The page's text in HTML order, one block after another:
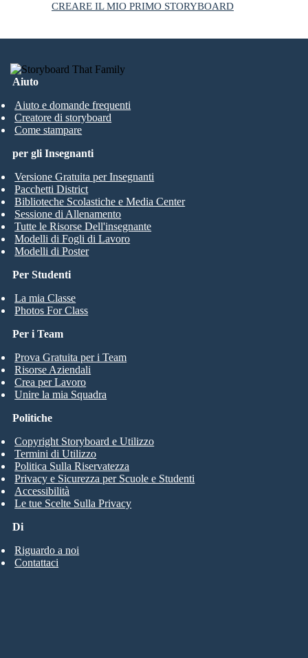
CREARE IL MIO PRIMO STORYBOARD
Aiuto
Aiuto e domande frequenti
Creatore di storyboard
Come stampare
Per Studenti
La mia Classe
Photos For Class
per gli Insegnanti
Versione Gratuita per Insegnanti
Pacchetti District
Biblioteche Scolastiche e Media Center
Sessione di Allenamento
Tutte le Risorse Dell'insegnante
Modelli di Fogli di Lavoro
Modelli di Poster
Per i Team
Prova Gratuita per i Team
Risorse Aziendali
Crea per Lavoro
Unire la mia Squadra
Di
Riguardo a noi
Contattaci
Politiche
Copyright Storyboard e Utilizzo
Termini di Utilizzo
Politica Sulla Riservatezza
Privacy e Sicurezza per Scuole e Studenti
Accessibilità
Le tue Scelte Sulla Privacy